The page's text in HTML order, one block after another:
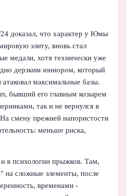
доказал, что характер у Юмы
элиту, вновь стал
медали, хотя технически уже
дерзким юниором, который
атаковал максимальные базы.
бывший его главным козырем
так и не вернулся в
смену прежней напористости
меньше риска,
в психологии прыжков. Там,
на сложные элементы, после
временами -